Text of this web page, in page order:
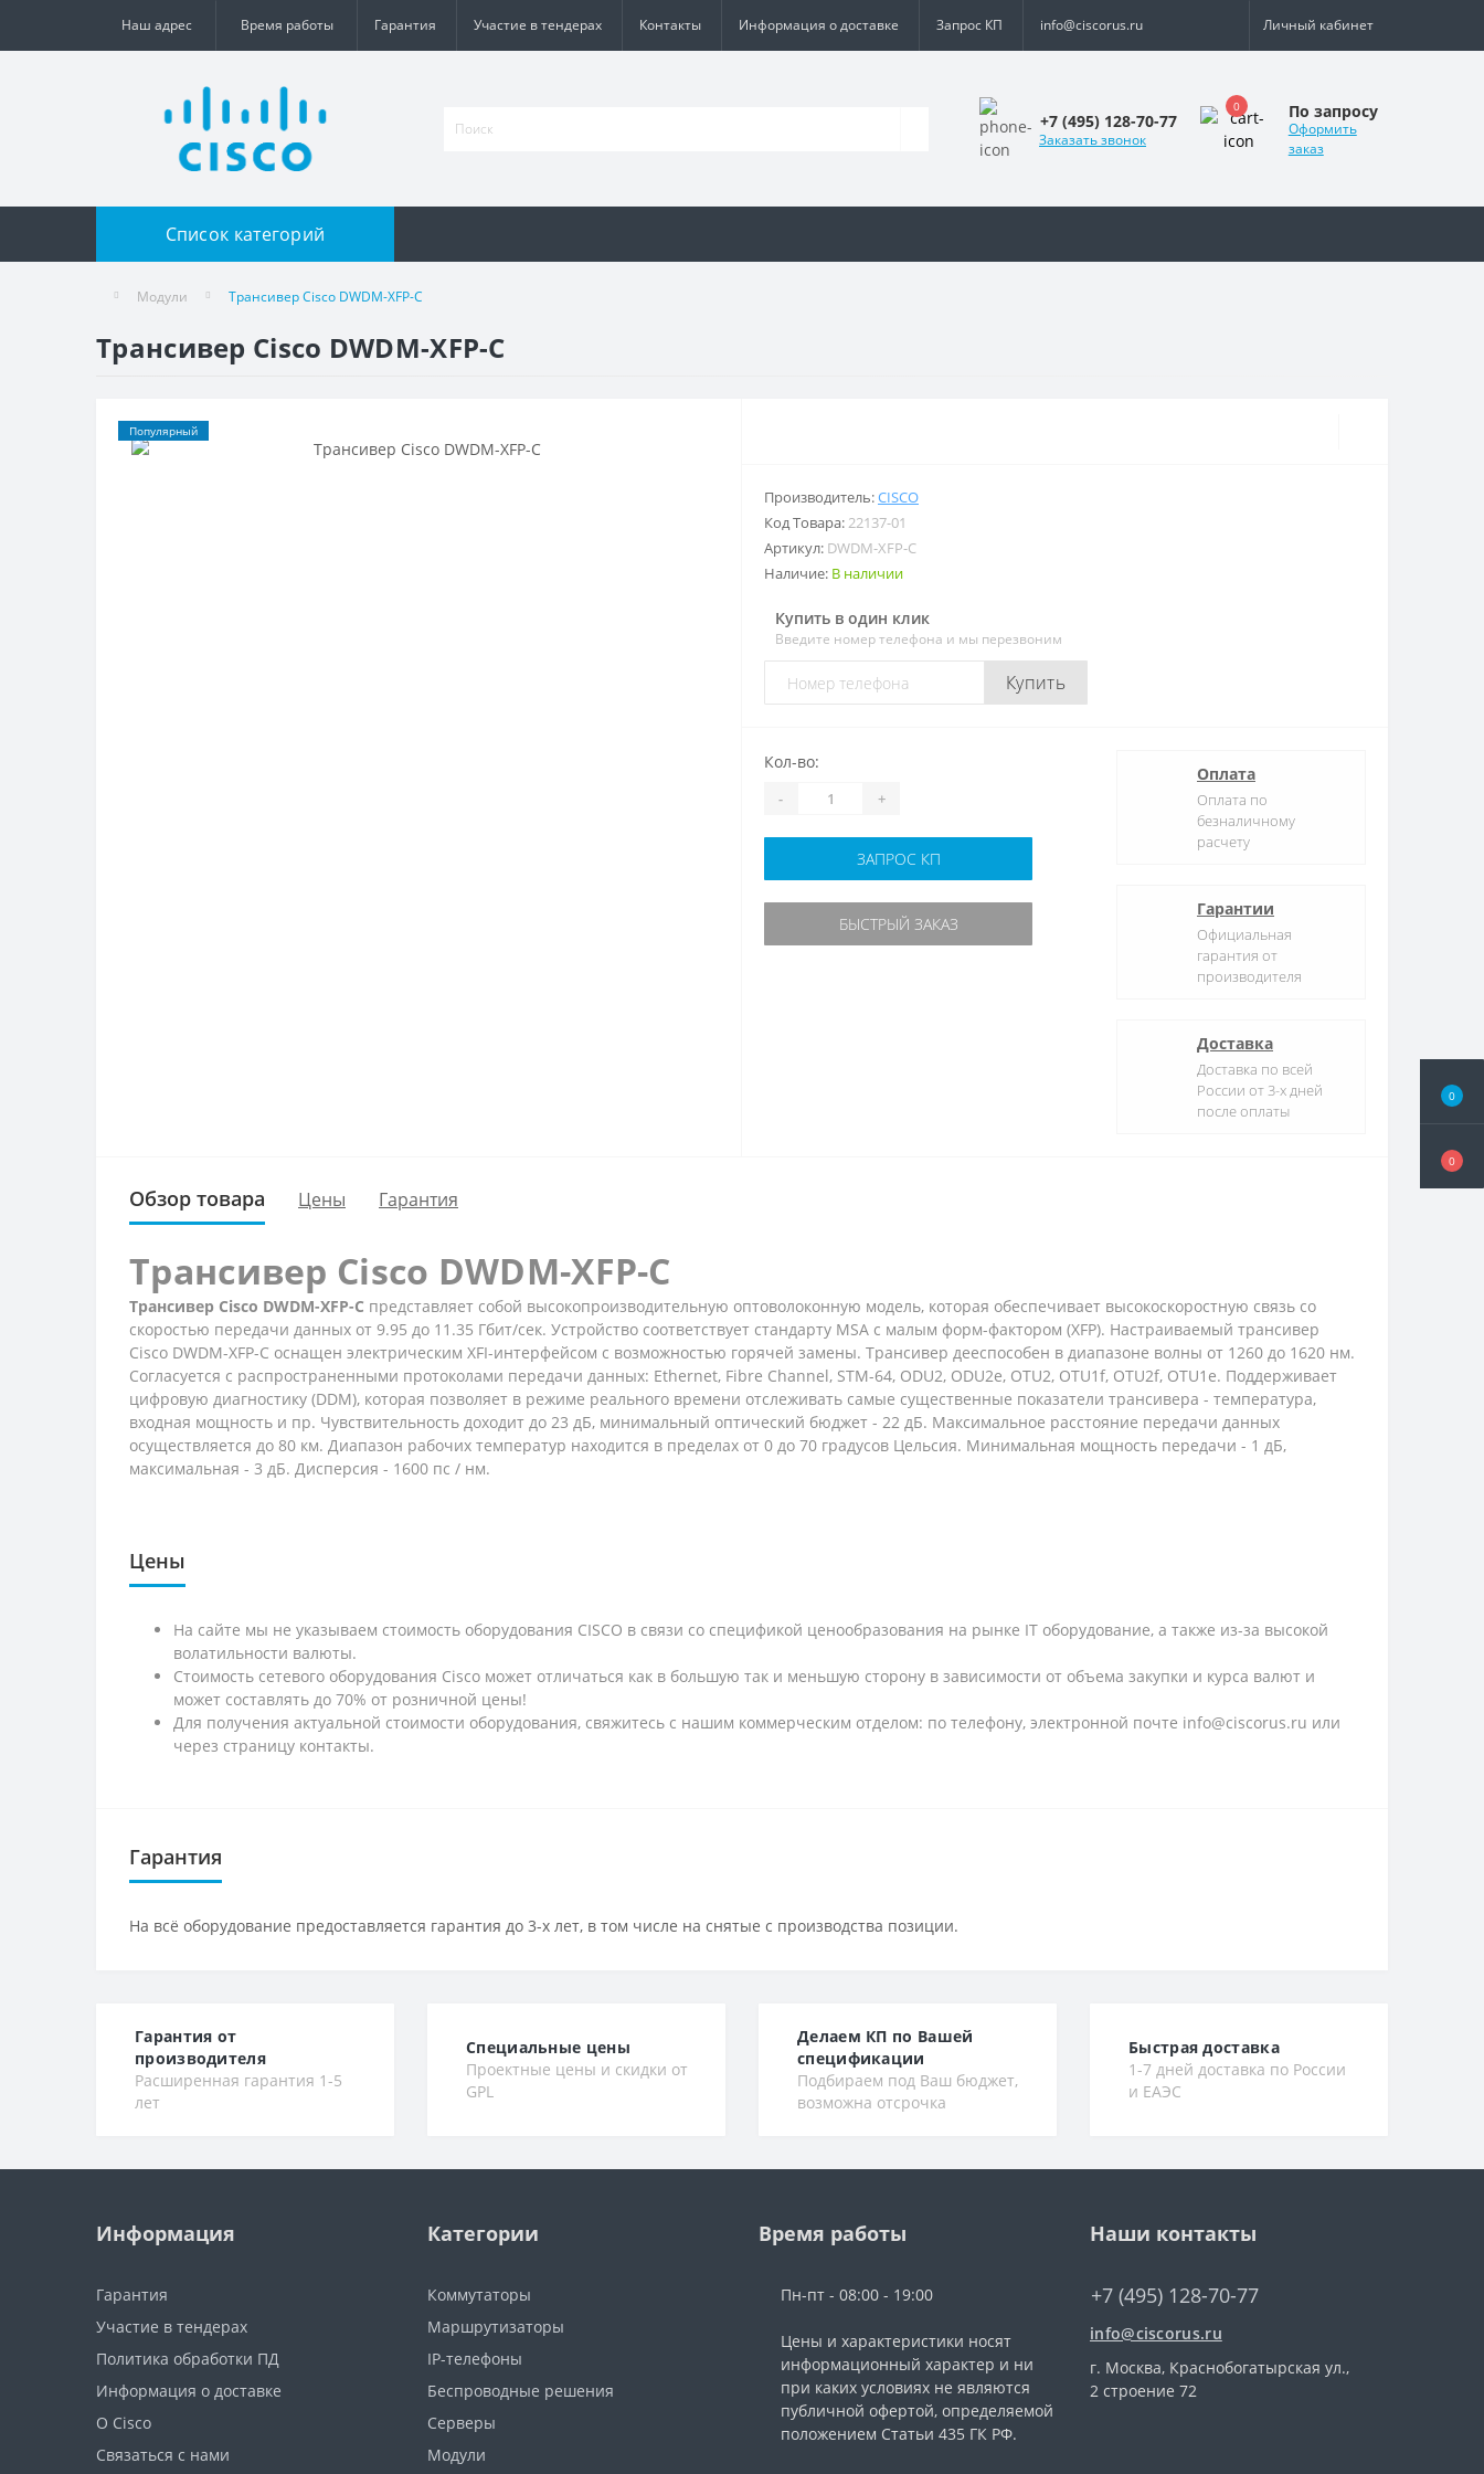
0
0
Наш адрес Время работы Гарантия Участие в тендерах Контакты Информация о доставке Запрос КП info@ciscorus.ru Личный кабинет
+7 (495) 128-70-77
Заказать звонок
0 По запросу
Оформить
заказ
Список категорий
Модули Трансивер Cisco DWDM-XFP-C
Трансивер Cisco DWDM-XFP-C
Популярный
Производитель:CISCO
Код Товара:22137-01
Артикул: DWDM-XFP-C
Наличие: В наличии
Купить в один клик
Введите номер телефона и мы перезвоним
Купить
Кол-во:
- +
ЗАПРОС КП
БЫСТРЫЙ ЗАКАЗ
Оплата
Оплата по
безналичному
расчету
Гарантии
Официальная
гарантия от
производителя
Доставка
Доставка по всей
России от 3-х дней
после оплаты
Обзор товара Цены Гарантия
Трансивер Cisco DWDM-XFP-C
Трансивер Cisco DWDM-XFP-C представляет собой высокопроизводительную оптоволоконную модель, которая обеспечивает высокоскоростную связь со
скоростью передачи данных от 9.95 до 11.35 Гбит/сек. Устройство соответствует стандарту MSA c малым форм-фактором (XFP). Настраиваемый трансивер
Cisco DWDM-XFP-C оснащен электрическим XFI-интерфейсом с возможностью горячей замены. Трансивер дееспособен в диапазоне волны от 1260 до 1620 нм.
Согласуется с распространенными протоколами передачи данных: Ethernet, Fibre Channel, STM-64, ODU2, ODU2e, OTU2, OTU1f, OTU2f, OTU1e. Поддерживает
цифровую диагностику (DDM), которая позволяет в режиме реального времени отслеживать самые существенные показатели трансивера - температура,
входная мощность и пр. Чувствительность доходит до 23 дБ, минимальный оптический бюджет - 22 дБ. Максимальное расстояние передачи данных
осуществляется до 80 км. Диапазон рабочих температур находится в пределах от 0 до 70 градусов Цельсия. Минимальная мощность передачи - 1 дБ,
максимальная - 3 дБ. Дисперсия - 1600 пс / нм.
Цены
На сайте мы не указываем стоимость оборудования CISCO в связи со спецификой ценообразования на рынке IT оборудование, а также из-за высокой
волатильности валюты.
Стоимость сетевого оборудования Cisco может отличаться как в большую так и меньшую сторону в зависимости от объема закупки и курса валют и
может составлять до 70% от розничной цены!
Для получения актуальной стоимости оборудования, свяжитесь с нашим коммерческим отделом: по телефону, электронной почте info@ciscorus.ru или
через страницу контакты.
Гарантия
На всё оборудование предоставляется гарантия до 3-х лет, в том числе на снятые с производства позиции.
Гарантия от
производителя
Расширенная гарантия 1-5
лет
Специальные цены
Проектные цены и скидки от
GPL
Делаем КП по Вашей
спецификации
Подбираем под Ваш бюджет,
возможна отсрочка
Быстрая доставка
1-7 дней доставка по России
и ЕАЭС
Информация
Гарантия
Участие в тендерах
Политика обработки ПД
Информация о доставке
О Cisco
Связаться с нами
Категории
Коммутаторы
Маршрутизаторы
IP-телефоны
Беспроводные решения
Серверы
Модули
Время работы
Пн-пт - 08:00 - 19:00
Цены и характеристики носят
информационный характер и ни
при каких условиях не являются
публичной офертой, определяемой
положением Статьи 435 ГК РФ.
Наши контакты
+7 (495) 128-70-77
info@ciscorus.ru
г. Москва, Краснобогатырская ул.,
2 строение 72